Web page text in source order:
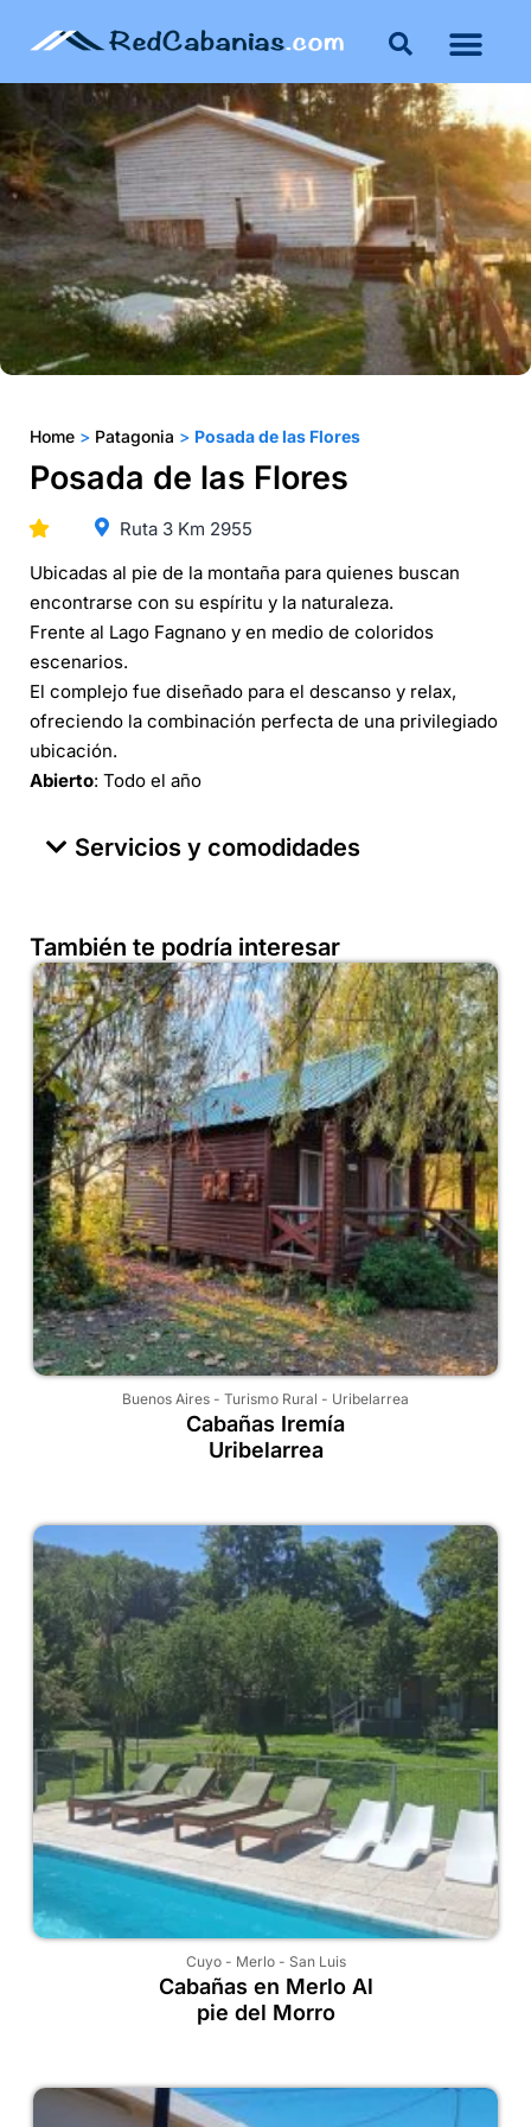
Home > Patagonia > Posada de las Flores
Posada de las Flores
Ruta 3 Km 2955
Ubicadas al pie de la montaña para quienes buscan
encontrarse con su espíritu y la naturaleza.
Frente al Lago Fagnano y en medio de coloridos
escenarios.
El complejo fue diseñado para el descanso y relax,
ofreciendo la combinación perfecta de una privilegiado
ubicación.
Abierto: Todo el año
Servicios y comodidades
También te podría interesar
Buenos Aires - Turismo Rural - Uribelarrea
Cabañas Iremía
Uribelarrea
Cuyo- Merlo- San Luis
Cabañas en Merlo Al
pie del Morro